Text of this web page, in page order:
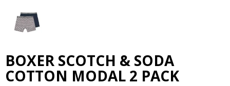
BOXER SCOTCH & SODA
COTTON MODAL 2 PACK